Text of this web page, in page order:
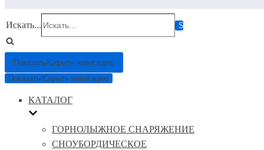
Искать...
Показать/Скрыть навигацию
Показать/Скрыть навигацию
КАТАЛОГ
ГОРНОЛЫЖНОЕ СНАРЯЖЕНИЕ
СНОУБОРДИЧЕСКОЕ